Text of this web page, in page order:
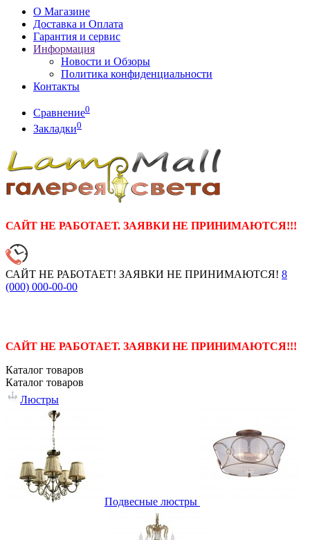
О Магазине
Доставка и Оплата
Гарантия и сервис
Информация
Новости и Обзоры
Политика конфиденциальности
Контакты
Сравнение0
Закладки0
САЙТ НЕ РАБОТАЕТ. ЗАЯВКИ НЕ ПРИНИМАЮТСЯ!!!
САЙТ НЕ РАБОТАЕТ! ЗАЯВКИ НЕ ПРИНИМАЮТСЯ! 8
(000) 000-00-00
САЙТ НЕ РАБОТАЕТ. ЗАЯВКИ НЕ ПРИНИМАЮТСЯ!!!
Каталог товаров
Каталог товаров
Люстры
Подвесные люстры